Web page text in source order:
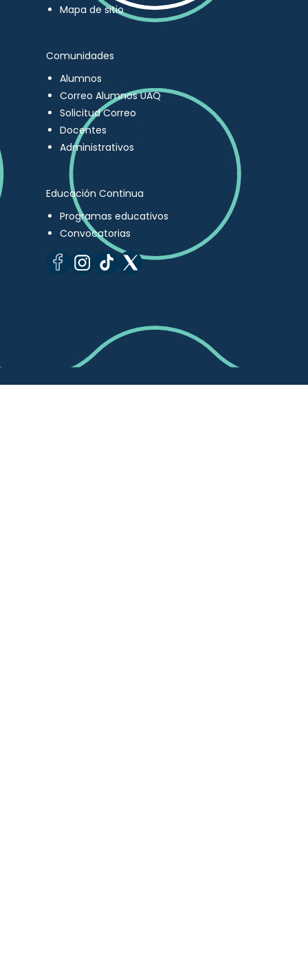
Mapa de sitio
Comunidades
Alumnos
Correo Alumnos UAQ
Solicitud Correo
Docentes
Administrativos
Educación Continua
Programas educativos
Convocatorias